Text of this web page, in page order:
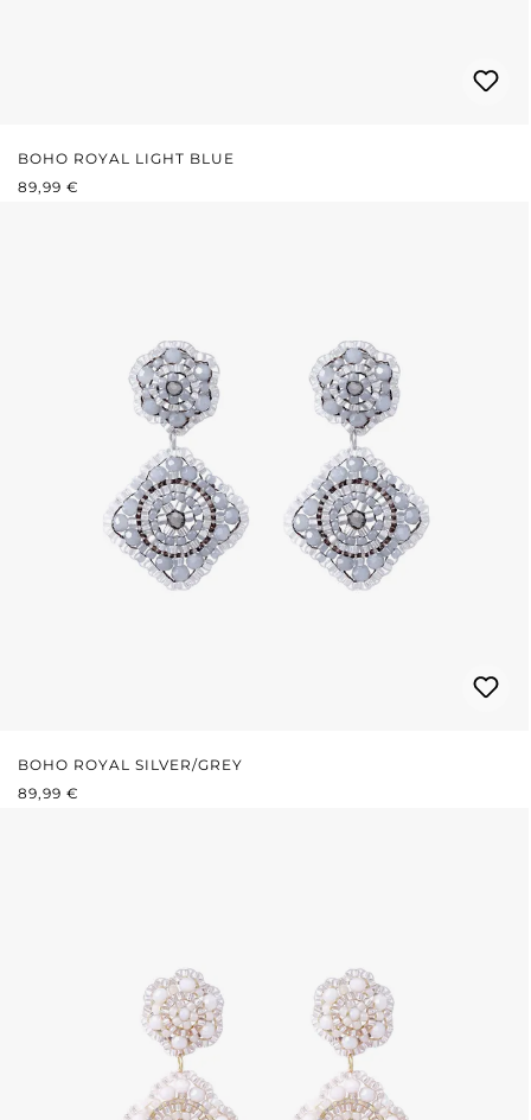
BOHO ROYAL LIGHT BLUE
REGULÄRER PREIS:
89,99 €
BOHO ROYAL SILVER/GREY
REGULÄRER PREIS:
89,99 €